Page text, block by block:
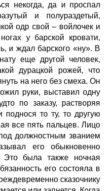
некогда, да и проспал
и полураздетый,
одр свой – войлочек и
у барской кровати,
и ждал барского «ну». В
еще другой человек,
дурацкой рожей, что
на него без смеха. Он
руки, выставил одну
по заказу, растворяя
поднося то ту, то другую
все пять пальцев. Лицо
должностным званием
его обыкновенно
Это была также ночная
его состояла в
сказочнику